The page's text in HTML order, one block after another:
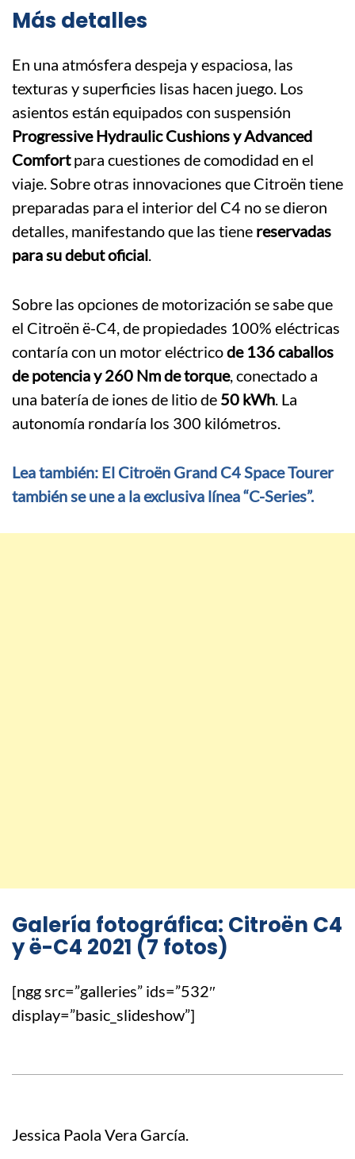
Más detalles
En una atmósfera despeja y espaciosa, las
texturas y superficies lisas hacen juego. Los
asientos están equipados con suspensión
Progressive Hydraulic Cushions y Advanced
Comfortpara cuestiones de comodidad en el
viaje. Sobre otras innovaciones que Citroën tiene
preparadas para el interior del C4 no se dieron
detalles, manifestando que las tiene reservadas
para su debut oficial.
Sobre las opciones de motorización se sabe que
el Citroën ë-C4, de propiedades 100% eléctricas
contaría con un motor eléctricode 136 caballos
de potencia y 260 Nm de torque, conectado a
una batería de iones de litio de 50 kWh. La
autonomía rondaría los 300 kilómetros.
Lea también: El Citroën Grand C4 Space Tourer
también se une a la exclusiva línea “C-Series”.
Galería fotográfica: Citroën C4
y ë-C4 2021 (7 fotos)
[ngg src=”galleries” ids=”532″
display=”basic_slideshow”]
Jessica Paola Vera García.